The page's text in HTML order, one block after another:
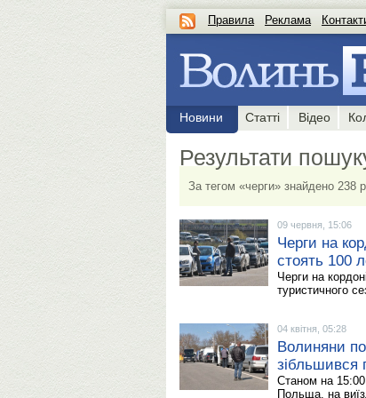
Правила Реклама
Новини Статті Відео
Результати
За тегом «черги» знайдено 238
09 червня, 15:06
Черги на
стоять 100
Черги на
туристичного
04 квітня, 05:28
Волиняни
зібльшився
Станом на 15:00
Польща, на